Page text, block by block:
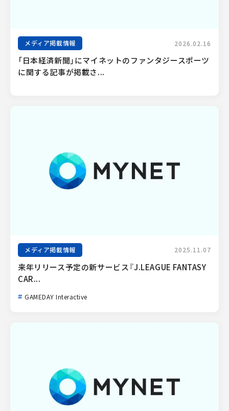
メディア掲載情報 2026.02.16
「日本経済新聞」にマイネットのファンタジースポーツ
に関する記事が掲載さ...
メディア掲載情報 2025.11.07
来年リリース予定の新サービス『J.LEAGUE FANTASY
CAR...
GAMEDAY Interactive